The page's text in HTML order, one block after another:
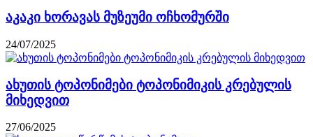
აკაკი ხორავას მუზეუმი ოჩხომურში
24/07/2025
ახუთის ტოპონიმები ტოპონიმიკის კრებულის
მიხედვით
27/06/2025